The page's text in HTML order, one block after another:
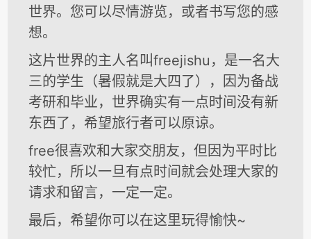
世界。您可以尽情游览，或者书写您的感
想。
这片世界的主人名叫freejishu，是一名大
三的学生（暑假就是大四了），因为备战
考研和毕业，世界确实有一点时间没有新
东西了，希望旅行者可以原谅。
free很喜欢和大家交朋友，但因为平时比
较忙，所以一旦有点时间就会处理大家的
请求和留言，一定一定。
最后，希望你可以在这里玩得愉快~